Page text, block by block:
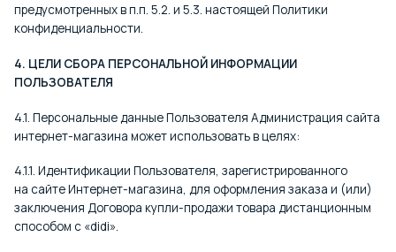
предусмотренных в п.п. 5.2. и 5.3. настоящей Политики
конфиденциальности.
4. ЦЕЛИ СБОРА ПЕРСОНАЛЬНОЙ ИНФОРМАЦИИ
ПОЛЬЗОВАТЕЛЯ
4.1. Персональные данные Пользователя Администрация сайта
интернет-магазина может использовать в целях:
4.1.1. Идентификации Пользователя, зарегистрированного
на сайте Интернет-магазина, для оформления заказа и (или)
заключения Договора купли-продажи товара дистанционным
способом с «didi».